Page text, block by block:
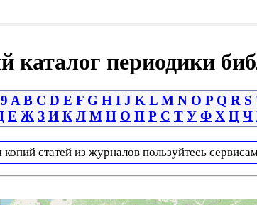
каталог периодики
9 A B C D E F G H I J K L M N O P Q R S
Е Ж З И К Л М Н О П Р С Т У Ф Х Ц Ч
статей из журналов пользуйтесь